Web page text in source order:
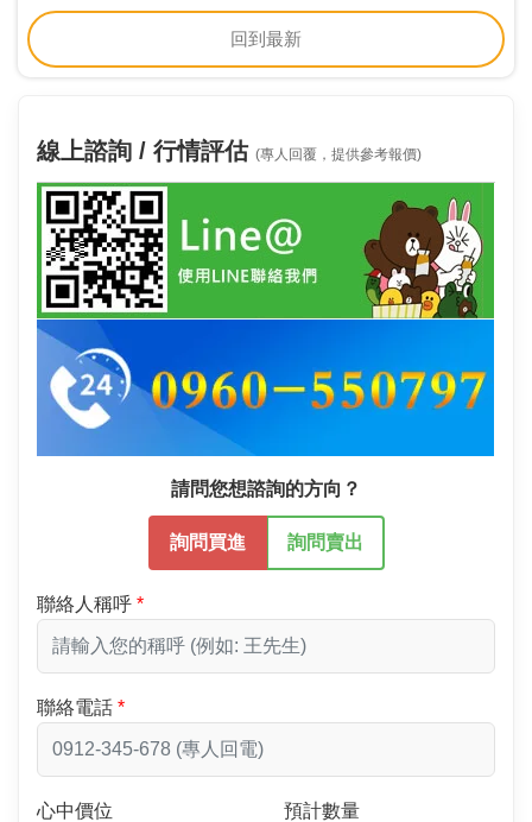
回到最新
線上諮詢 / 行情評估 (專人回覆，提供參考報價)
請問您想諮詢的方向？
詢問買進 詢問賣出
聯絡人稱呼
聯絡電話
心中價位
預計數量